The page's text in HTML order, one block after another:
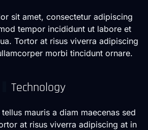
sit amet, consectetur adipiscing
tempor incididunt ut labore et
Tortor at risus viverra adipiscing
morbi tincidunt ornare.
Technology
mauris a diam maecenas sed
at risus viverra adipiscing at in